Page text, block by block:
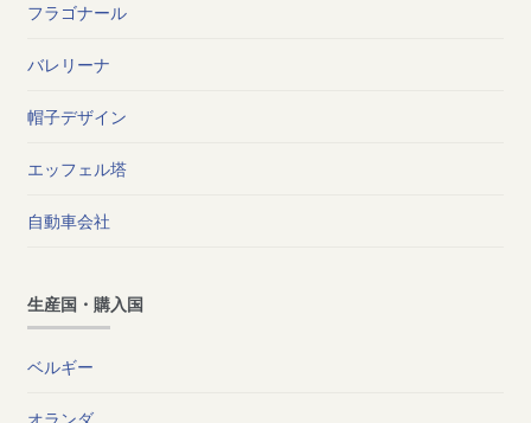
フラゴナール
バレリーナ
帽子デザイン
エッフェル塔
自動車会社
生産国・購入国
ベルギー
オランダ